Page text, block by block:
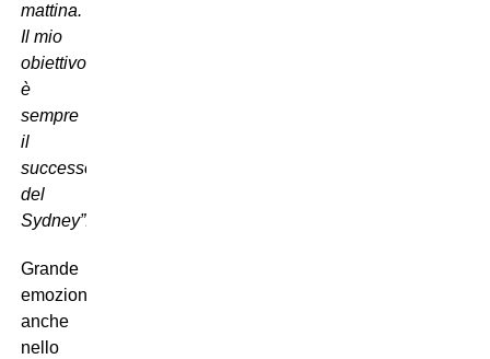
mattina.
Il mio
obiettivo
è
sempre
il
successo
del
Sydney”.
Grande
emozione
anche
nello